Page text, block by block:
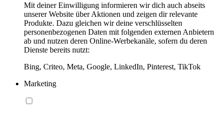
Mit deiner Einwilligung informieren wir dich auch abseits
unserer Website über Aktionen und zeigen dir relevante
Produkte. Dazu gleichen wir deine verschlüsselten
personenbezogenen Daten mit folgenden externen Anbietern
ab und nutzen deren Online-Werbekanäle, sofern du deren
Dienste bereits nutzt:
Bing, Criteo, Meta, Google, LinkedIn, Pinterest, TikTok
Marketing